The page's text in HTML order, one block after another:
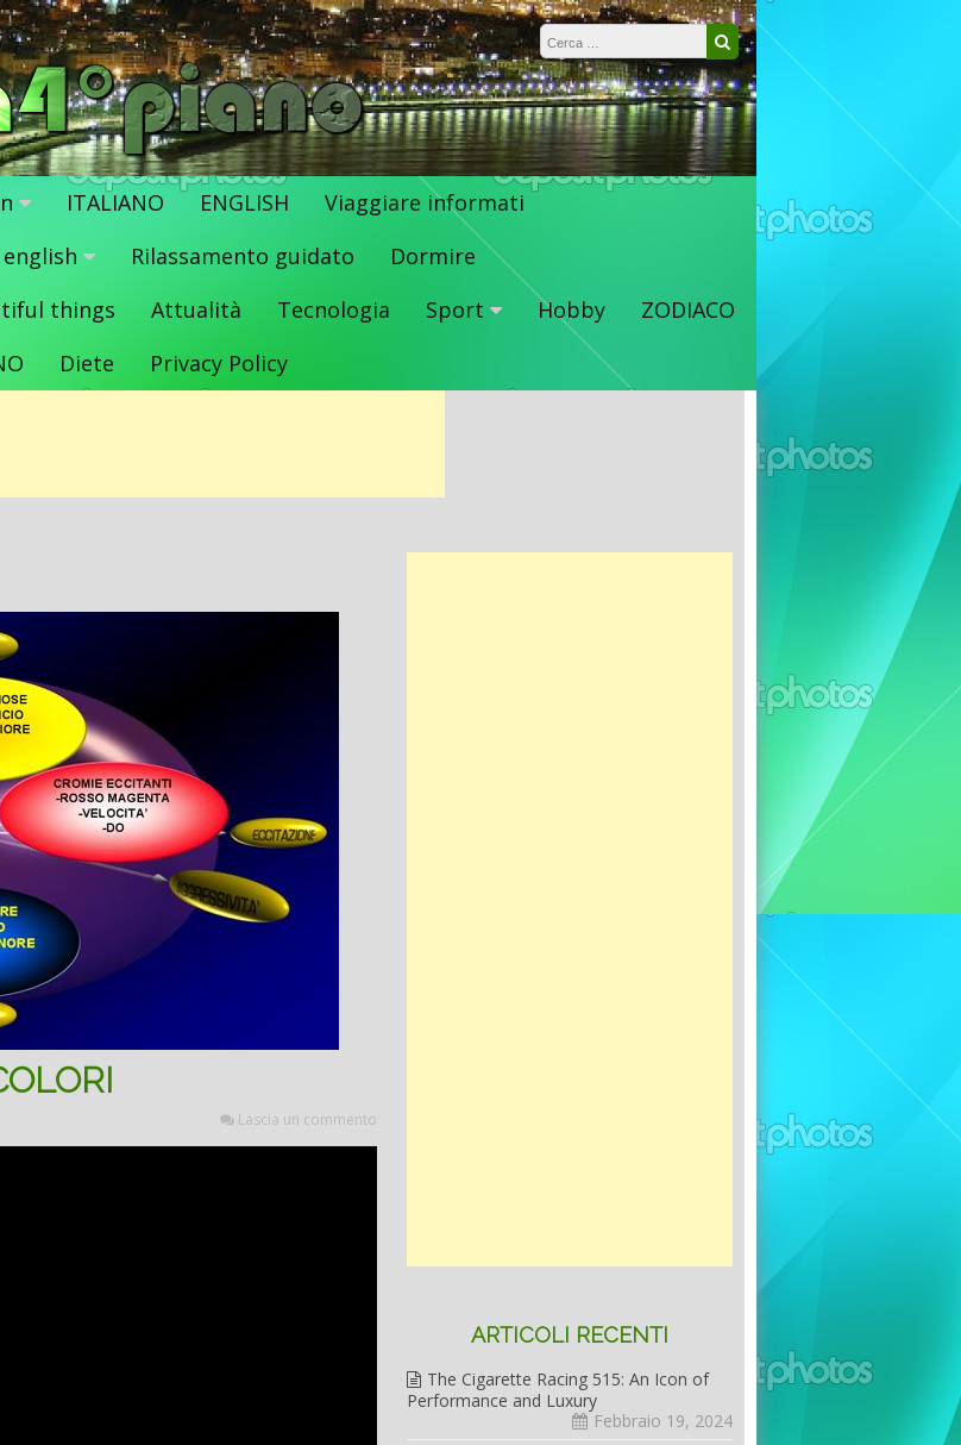
Ricerca per:
Cerca
ITALIANO ENGLISH
Viaggiare informati
Rilassamento guidato
Dormire
things Attualità Tecnologia Sport Hobby
ZODIACO
Diete Privacy Policy
Lascia un commento
ARTICOLI RECENTI
The Cigarette Racing 515: An Icon of
Performance and Luxury
Febbraio 19, 2024